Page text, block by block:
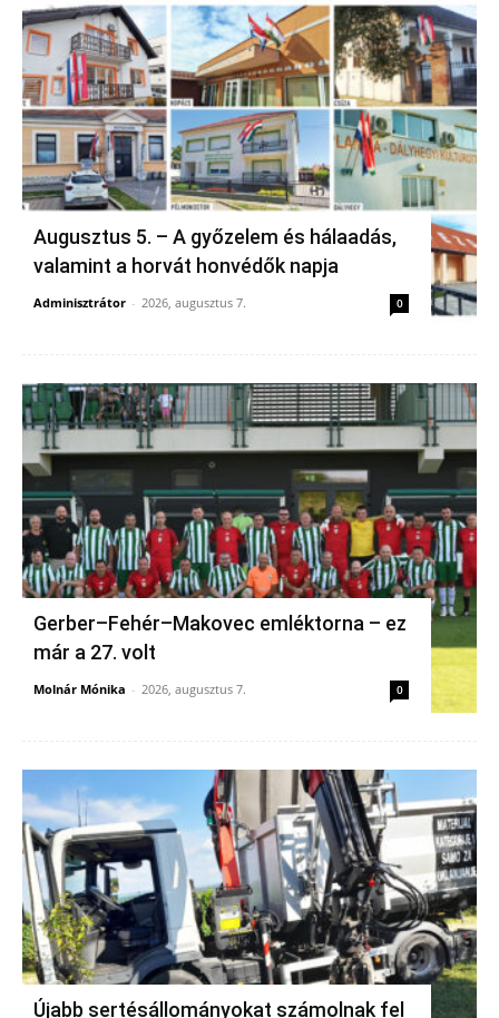
Augusztus 5. – A győzelem és hálaadás,
valamint a horvát honvédők napja
Adminisztrátor - 2026, augusztus 7. 0
Gerber–Fehér–Makovec emléktorna – ez
már a 27. volt
Molnár Mónika - 2026, augusztus 7. 0
Újabb sertésállományokat számolnak fel